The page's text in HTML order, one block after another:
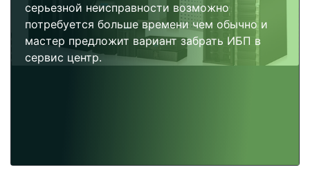
серьезной неисправности возможно
потребуется больше времени чем обычно и
мастер предложит вариант забрать ИБП в
сервис центр.